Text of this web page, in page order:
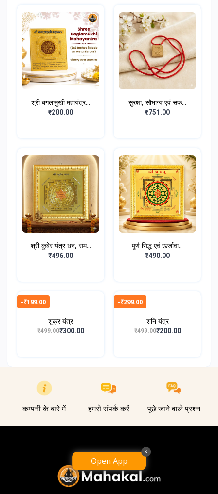
श्री बगलामुखी महायंत्र...
₹200.00
सुरक्षा, सौभाग्य एवं सक...
₹751.00
श्री कुबेर यंत्र धन, सम...
₹496.00
पूर्ण सिद्ध एवं ऊर्जावा...
₹490.00
-₹199.00
शुक्र यंत्र
₹499.00₹300.00
-₹299.00
शनि यंत्र
₹499.00₹200.00
कम्पनी के बारे में हमसे संपर्क करें पूछे जाने वाले प्रश्न
Open App
×